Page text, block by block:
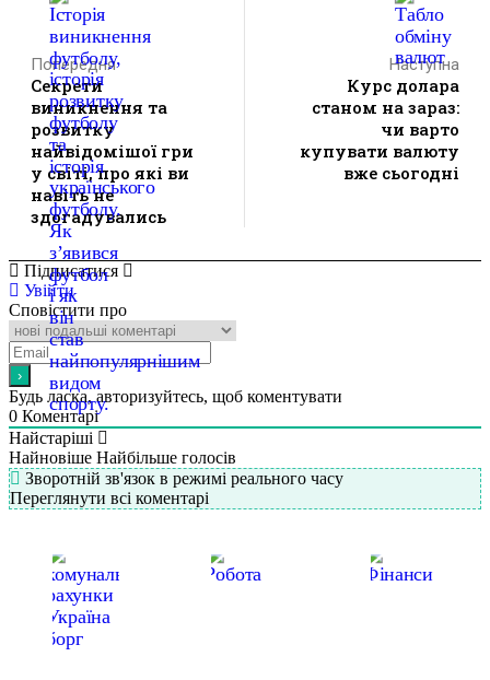
Попередня
Секрети
виникнення та
розвитку
найвідомішої гри
у світі, про які ви
навіть не
здогадувались
Наступна
Курс долара
станом на зараз:
чи варто
купувати валюту
вже сьогодні
Підписатися
Увійти
Сповістити про
Будь ласка, авторизуйтесь, щоб коментувати
0 Коментарі
Найстаріші
Найновіше Найбільше голосів
Зворотній зв'язок в режимі реального часу
Переглянути всі коментарі